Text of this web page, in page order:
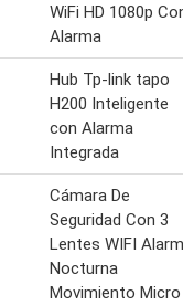
WiFi HD 1080p
Alarma
Hub Tp-link tapo
H200 Inteligente
con Alarma
Integrada
Cámara De
Seguridad Con 3
Lentes WIFI
Nocturna
Movimiento Micro